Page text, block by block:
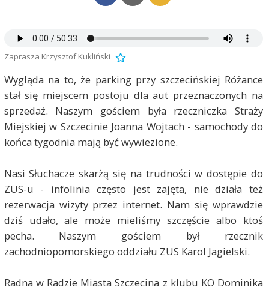
Zaprasza Krzysztof Kukliński
Wygląda na to, że parking przy szczecińskiej Różance
stał się miejscem postoju dla aut przeznaczonych na
sprzedaż. Naszym gościem była rzeczniczka Straży
Miejskiej w Szczecinie Joanna Wojtach - samochody do
końca tygodnia mają być wywiezione.
Nasi Słuchacze skarżą się na trudności w dostępie do
ZUS-u - infolinia często jest zajęta, nie działa też
rezerwacja wizyty przez internet. Nam się wprawdzie
dziś udało, ale może mieliśmy szczęście albo ktoś
pecha. Naszym gościem był rzecznik
zachodniopomorskiego oddziału ZUS Karol Jagielski.
Radna w Radzie Miasta Szczecina z klubu KO Dominika